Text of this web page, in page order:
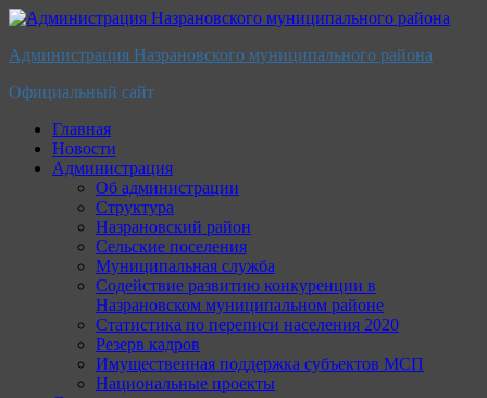
Перейти
содержимому
Администрация Назрановского муниципального района
Официальный сайт
Главная
Новости
Администрация
Об администрации
Структура
Назрановский район
Сельские поселения
Муниципальная служба
Содействие развитию конкуренции в
Назрановском муниципальном районе
Статистика по переписи населения 2020
Резерв кадров
Имущественная поддержка субъектов МСП
Национальные проекты